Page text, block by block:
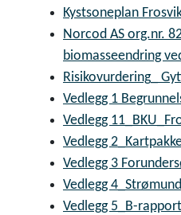
Kystsoneplan
Norcod AS org.nr.
biomasseendring
Risikovurdering_
Vedlegg 1
Vedlegg
Vedlegg
Vedlegg 3
Vedlegg
Vedlegg 5_B-